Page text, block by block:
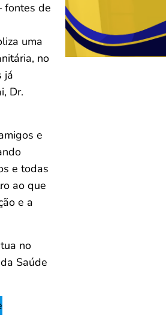
fontes de
uma
no
já
Dr.
e
e todas
ao que
e a
no
Saúde